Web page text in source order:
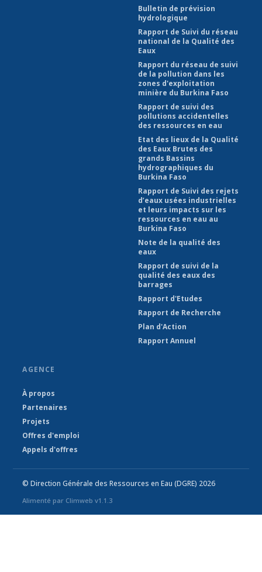
Bulletin de prévision
hydrologique
Rapport de Suivi du réseau
national de la Qualité des
Eaux
Rapport du réseau de suivi
de la pollution dans les
zones d'exploitation
minière du Burkina Faso
Rapport de suivi des
pollutions accidentelles
des ressources en eau
Etat des lieux de la Qualité
des Eaux Brutes des
grands Bassins
hydrographiques du
Burkina Faso
Rapport de Suivi des rejets
d’eaux usées industrielles
et leurs impacts sur les
ressources en eau au
Burkina Faso
Note de la qualité des
eaux
Rapport de suivi de la
qualité des eaux des
barrages
Rapport d'Etudes
Rapport de Recherche
Plan d'Action
Rapport Annuel
AGENCE
À propos
Partenaires
Projets
Offres d'emploi
Appels d'offres
© Direction Générale des Ressources en Eau (DGRE) 2026
Alimenté par Climweb v1.1.3